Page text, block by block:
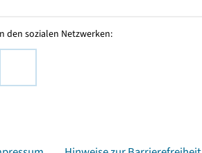
den sozialen Netzwerken: